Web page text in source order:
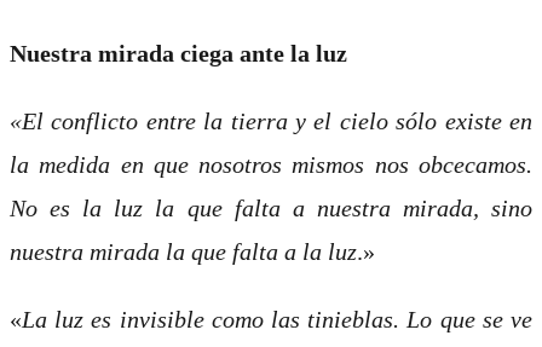
Nuestra mirada ciega ante la luz
«El conflicto entre la tierra y el cielo sólo existe en
la medida en que nosotros mismos nos obcecamos.
No es la luz la que falta a nuestra mirada, sino
nuestra mirada la que falta a la luz.»
«La luz es invisible como las tinieblas. Lo que se ve